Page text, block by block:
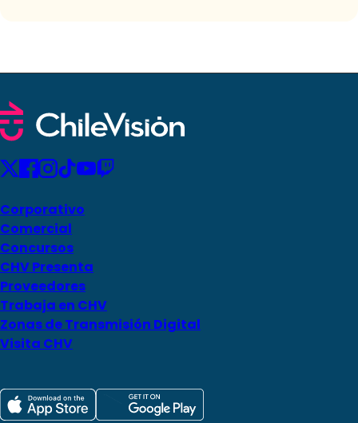
Corporativo
Comercial
Concursos
CHV Presenta
Proveedores
Trabaja en CHV
Zonas de Transmisión Digital
Visita CHV